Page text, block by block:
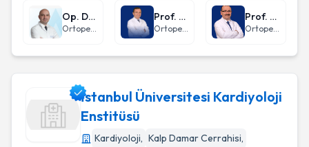
Op. Dr. Tunca Cingöz
Ortopedi ve Travmatoloji
Prof. Dr. Fatih Dikici
Ortopedi ve Travmatoloji
Prof. Dr. İbrahim Kaya
Ortopedi ve Travmatoloji
İstanbul Üniversitesi Kardiyoloji
Enstitüsü
Kardiyoloji, Kalp Damar Cerrahisi,